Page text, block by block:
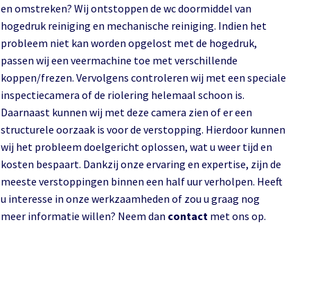
en omstreken? Wij ontstoppen de wc doormiddel van
hogedruk reiniging en mechanische reiniging. Indien het
probleem niet kan worden opgelost met de hogedruk,
passen wij een veermachine toe met verschillende
koppen/frezen. Vervolgens controleren wij met een speciale
inspectiecamera of de riolering helemaal schoon is.
Daarnaast kunnen wij met deze camera zien of er een
structurele oorzaak is voor de verstopping. Hierdoor kunnen
wij het probleem doelgericht oplossen, wat u weer tijd en
kosten bespaart. Dankzij onze ervaring en expertise, zijn de
meeste verstoppingen binnen een half uur verholpen. Heeft
u interesse in onze werkzaamheden of zou u graag nog
meer informatie willen? Neem dan contact met ons op.